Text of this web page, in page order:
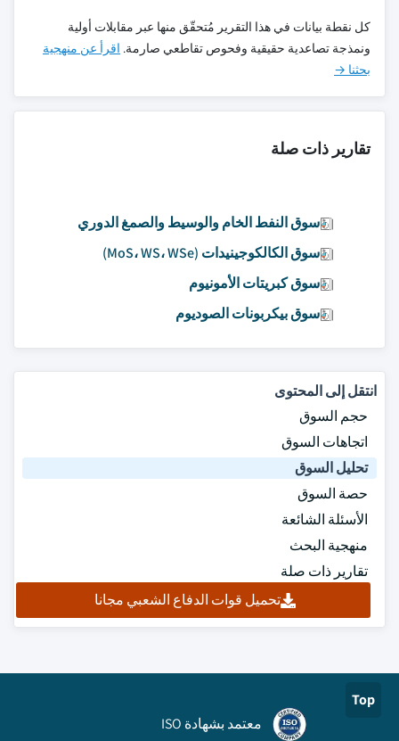
كل نقطة بيانات في هذا التقرير مُتحقّق منها عبر مقابلات أولية
ونمذجة تصاعدية حقيقية وفحوص تقاطعي صارمة. اقرأ عن منهجية
بحثنا →
تقارير ذات صلة
سوق النفط الخام والوسيط والصمغ الدوري
سوق الكالكوجينيدات (MoS، WS، WSe)
سوق كبريتات الأمونيوم
سوق بيكربونات الصوديوم
انتقل إلى المحتوى
حجم السوق
اتجاهات السوق
تحليل السوق
حصة السوق
الأسئلة الشائعة
منهجية البحث
تقارير ذات صلة
تحميل قوات الدفاع الشعبي مجانا
Top
معتمد بشهادة ISO